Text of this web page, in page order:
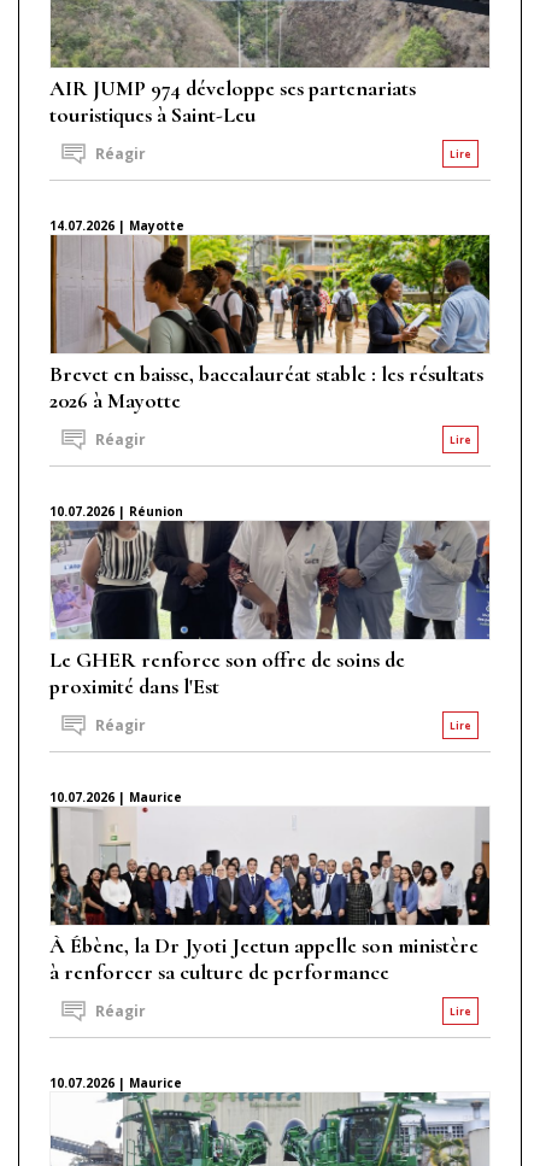
AIR JUMP 974 développe ses partenariats
touristiques à Saint-Leu
Lire
Réagir
14.07.2026 | Mayotte
Brevet en baisse, baccalauréat stable : les résultats
2026 à Mayotte
Lire
Réagir
10.07.2026 | Réunion
Le GHER renforce son offre de soins de
proximité dans l'Est
Lire
Réagir
10.07.2026 | Maurice
À Ébène, la Dr Jyoti Jeetun appelle son ministère
à renforcer sa culture de performance
Lire
Réagir
10.07.2026 | Maurice